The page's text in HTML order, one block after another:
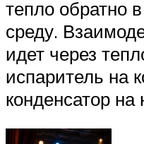
тепло обратно
среду.
идет через
испаритель на
конденсатор